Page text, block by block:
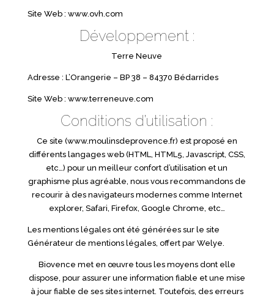
Site Web : www.ovh.com
Développement :
Terre Neuve
Adresse : L’Orangerie – BP 38 – 84370 Bédarrides
Site Web : www.terreneuve.com
Conditions d’utilisation :
Ce site (www.moulinsdeprovence.fr) est proposé en
différents langages web (HTML, HTML5, Javascript, CSS,
etc…) pour un meilleur confort d’utilisation et un
graphisme plus agréable, nous vous recommandons de
recourir à des navigateurs modernes comme Internet
explorer, Safari, Firefox, Google Chrome, etc…
Les mentions légales ont été générées sur le site
Générateur de mentions légales, offert par Welye.
Biovence met en œuvre tous les moyens dont elle
dispose, pour assurer une information fiable et une mise
à jour fiable de ses sites internet. Toutefois, des erreurs